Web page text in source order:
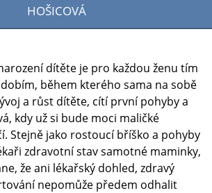
HOŠICOVÁ
dítěte je pro každou ženu tím
během kterého sama na sobě
a růst dítěte, cítí první pohyby a
kdy už si bude moci maličké
Stejně jako rostoucí bříško a pohyby
zdravotní stav samotné maminky,
že ani lékařský dohled, zdravý
nepomůže předem odhalit